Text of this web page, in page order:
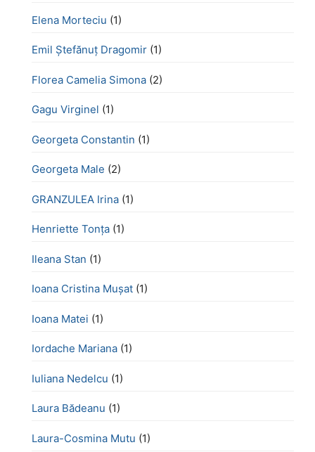
Elena Morteciu (1)
Emil Ștefănuț Dragomir (1)
Florea Camelia Simona (2)
Gagu Virginel (1)
Georgeta Constantin (1)
Georgeta Male (2)
GRANZULEA Irina (1)
Henriette Tonţa (1)
Ileana Stan (1)
Ioana Cristina Mușat (1)
Ioana Matei (1)
Iordache Mariana (1)
Iuliana Nedelcu (1)
Laura Bădeanu (1)
Laura-Cosmina Mutu (1)